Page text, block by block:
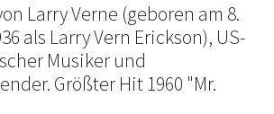
Larry Verne (geboren am 8.
als Larry Vern Erickson), US-
Musiker und
Größter Hit 1960 "Mr.